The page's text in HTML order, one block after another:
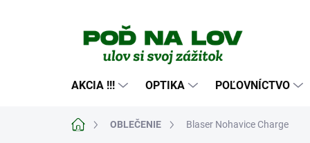
AKCIA !!! OPTIKA POĽOVNÍCTVO
DomovOBLEČENIE Blaser Nohavice Charge